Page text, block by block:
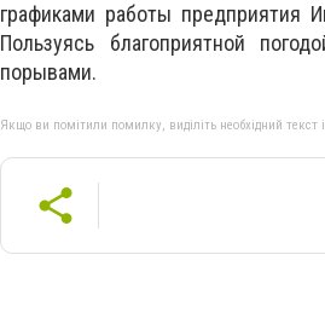
графиками работы предприятия
Пользуясь благоприятной
порывами.
Якщо ви помітили помилку, виділіть необхідний